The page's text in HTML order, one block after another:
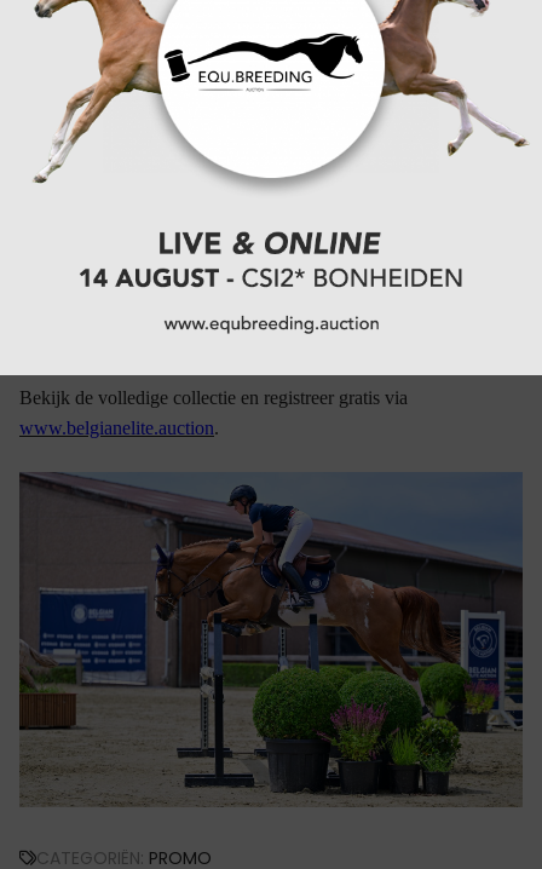
Grijp uw kans
Of u nu zoekt naar de unieke uitstraling van een Appaloosa-
hengst (zoals de exclusieveJules vd Molendreef Z, uit een
1.50m-grootmoeder) of naar zeldzame veulens uit de beste
sportstammen: Belgian Elite Auction biedt het platform voor de
slimme investeerder.
De veiling vindt plaats op
maandag 20 juli om 20:00 uur (CEST)tijdens
meebieden is wereldwijd mogelijk.
Bekijk de volledige collectie en registreer gratis via
www.belgianelite.auction.
CATEGORIËN: PROMO